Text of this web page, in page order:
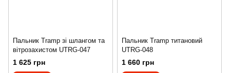
Пальник Tramp зі шлангом та
вітрозахистом UTRG-047
1 625 грн
Пальник Tramp титановий
UTRG-048
1 660 грн